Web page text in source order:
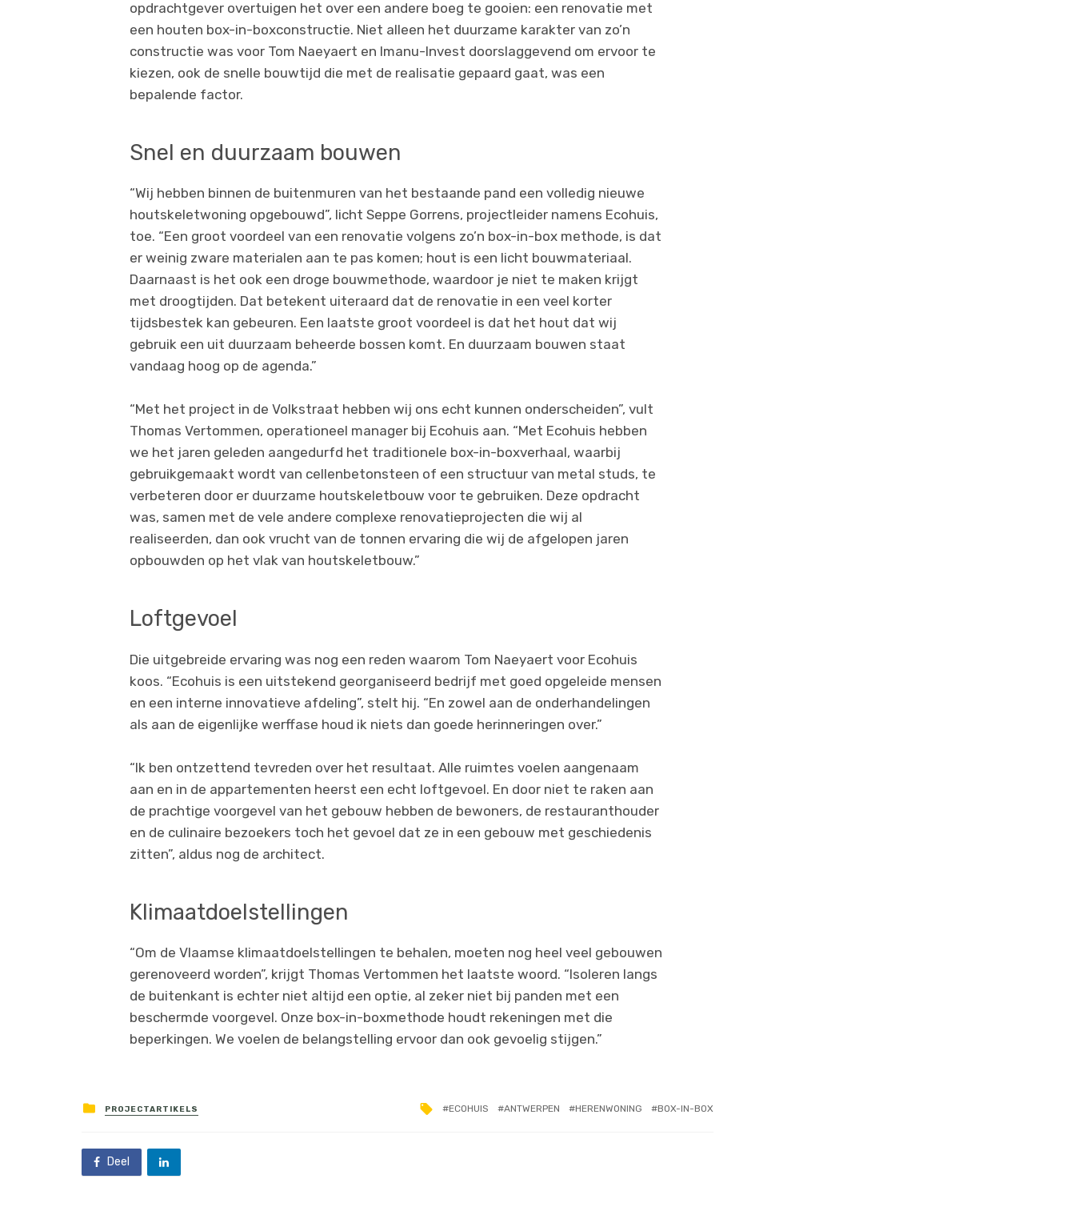
opdrachtgever overtuigen het over een andere boeg te gooien: een renovatie met
een houten box-in-boxconstructie. Niet alleen het duurzame karakter van zo’n
constructie was voor Tom Naeyaert en Imanu-Invest doorslaggevend om ervoor te
kiezen, ook de snelle bouwtijd die met de realisatie gepaard gaat, was een
bepalende factor.
Snel en duurzaam bouwen
“Wij hebben binnen de buitenmuren van het bestaande pand een volledig nieuwe
houtskeletwoning opgebouwd”, licht Seppe Gorrens, projectleider namens Ecohuis,
toe. “Een groot voordeel van een renovatie volgens zo’n box-in-box methode, is dat
er weinig zware materialen aan te pas komen; hout is een licht bouwmateriaal.
Daarnaast is het ook een droge bouwmethode, waardoor je niet te maken krijgt
met droogtijden. Dat betekent uiteraard dat de renovatie in een veel korter
tijdsbestek kan gebeuren. Een laatste groot voordeel is dat het hout dat wij
gebruik een uit duurzaam beheerde bossen komt. En duurzaam bouwen staat
vandaag hoog op de agenda.”
“Met het project in de Volkstraat hebben wij ons echt kunnen onderscheiden”, vult
Thomas Vertommen, operationeel manager bij Ecohuis aan. “Met Ecohuis hebben
we het jaren geleden aangedurfd het traditionele box-in-boxverhaal, waarbij
gebruikgemaakt wordt van cellenbetonsteen of een structuur van metal studs, te
verbeteren door er duurzame houtskeletbouw voor te gebruiken. Deze opdracht
was, samen met de vele andere complexe renovatieprojecten die wij al
realiseerden, dan ook vrucht van de tonnen ervaring die wij de afgelopen jaren
opbouwden op het vlak van houtskeletbouw.”
Loftgevoel
Die uitgebreide ervaring was nog een reden waarom Tom Naeyaert voor Ecohuis
koos. “Ecohuis is een uitstekend georganiseerd bedrijf met goed opgeleide mensen
en een interne innovatieve afdeling”, stelt hij. “En zowel aan de onderhandelingen
als aan de eigenlijke werffase houd ik niets dan goede herinneringen over.”
“Ik ben ontzettend tevreden over het resultaat. Alle ruimtes voelen aangenaam
aan en in de appartementen heerst een echt loftgevoel. En door niet te raken aan
de prachtige voorgevel van het gebouw hebben de bewoners, de restauranthouder
en de culinaire bezoekers toch het gevoel dat ze in een gebouw met geschiedenis
zitten”, aldus nog de architect.
Klimaatdoelstellingen
“Om de Vlaamse klimaatdoelstellingen te behalen, moeten nog heel veel gebouwen
gerenoveerd worden”, krijgt Thomas Vertommen het laatste woord. “Isoleren langs
de buitenkant is echter niet altijd een optie, al zeker niet bij panden met een
beschermde voorgevel. Onze box-in-boxmethode houdt rekeningen met die
beperkingen. We voelen de belangstelling ervoor dan ook gevoelig stijgen.”
PROJECTARTIKELS ECOHUIS ANTWERPEN HERENWONING BOX-IN-BOX
Deel